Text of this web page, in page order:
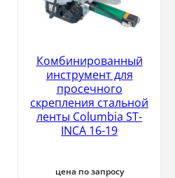
Комбинированный
инструмент для
просечного
скрепления стальной
ленты Columbia ST-
INCA 16-19
цена по запросу